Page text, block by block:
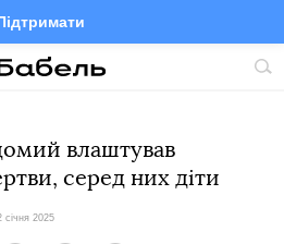
TelegramTwitter
влаштував
серед них діти
січня 2025